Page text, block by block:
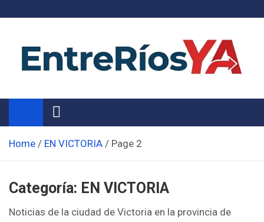
Noticias de Entre Ríos
Información de toda la provincia ahora
Home EN VICTORIA Page 2
Categoría: EN VICTORIA
Noticias de la ciudad de Victoria en la provincia de